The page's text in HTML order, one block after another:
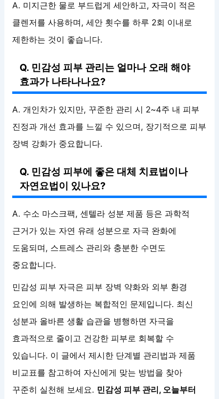
A. 미지근한 물로 부드럽게 세안하고, 자극이 적은
클렌저를 사용하며, 세안 횟수를 하루 2회 이내로
제한하는 것이 좋습니다.
Q. 민감성 피부 관리는 얼마나 오래 해야
효과가 나타나나요?
A. 개인차가 있지만, 꾸준한 관리 시 2~4주 내 피부
진정과 개선 효과를 느낄 수 있으며, 장기적으로 피부
장벽 강화가 중요합니다.
Q. 민감성 피부에 좋은 대체 치료법이나
자연요법이 있나요?
A. 수소 마스크팩, 센텔라 성분 제품 등은 과학적
근거가 있는 자연 유래 성분으로 자극 완화에
도움되며, 스트레스 관리와 충분한 수면도
중요합니다.
민감성 피부 자극은 피부 장벽 약화와 외부 환경
요인에 의해 발생하는 복합적인 문제입니다. 최신
성분과 올바른 생활 습관을 병행하면 자극을
효과적으로 줄이고 건강한 피부로 회복할 수
있습니다. 이 글에서 제시한 단계별 관리법과 제품
비교표를 참고하여 자신에게 맞는 방법을 찾아
꾸준히 실천해 보세요. 민감성 피부 관리, 오늘부터